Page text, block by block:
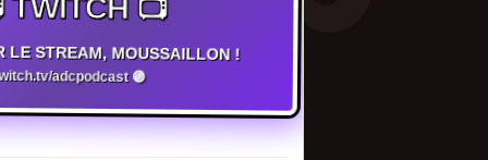
TWITCH 📺
LE STREAM, MOUSSAILLON !
adcpodcast 🟣